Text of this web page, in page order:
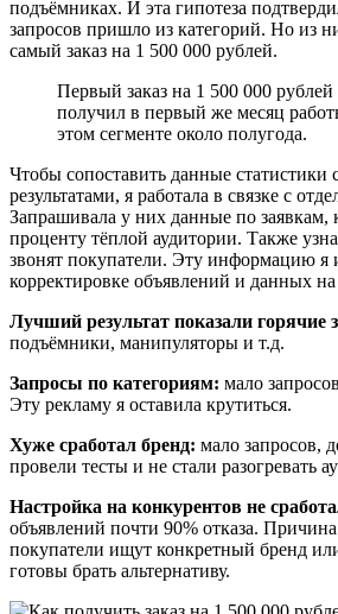
подъёмниках. И эта гипотеза
запросов пришло из категорий. Но из
самый заказ на 1 500 000 рублей.
Первый заказ на 1 500 000 рублей
получил в первый же месяц
этом сегменте около полугода.
Чтобы сопоставить данные статистики
результатами, я работала в связке с
Запрашивала у них данные по заявкам,
проценту тёплой аудитории. Также
звонят покупатели. Эту информацию я
корректировке объявлений и данных на
Лучший результат показали горячие
подъёмники, манипуляторы и т.д.
Запросы по категориям: мало
Эту рекламу я оставила крутиться.
Хуже сработал бренд: мало запросов,
провели тесты и не стали разогревать
Настройка на конкурентов не
объявлений почти 90% отказа.
покупатели ищут конкретный бренд
готовы брать альтернативу.